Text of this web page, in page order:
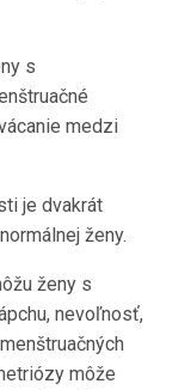
s
medzi
je dvakrát
ženy.
ženy s
nevoľnosť,
môže